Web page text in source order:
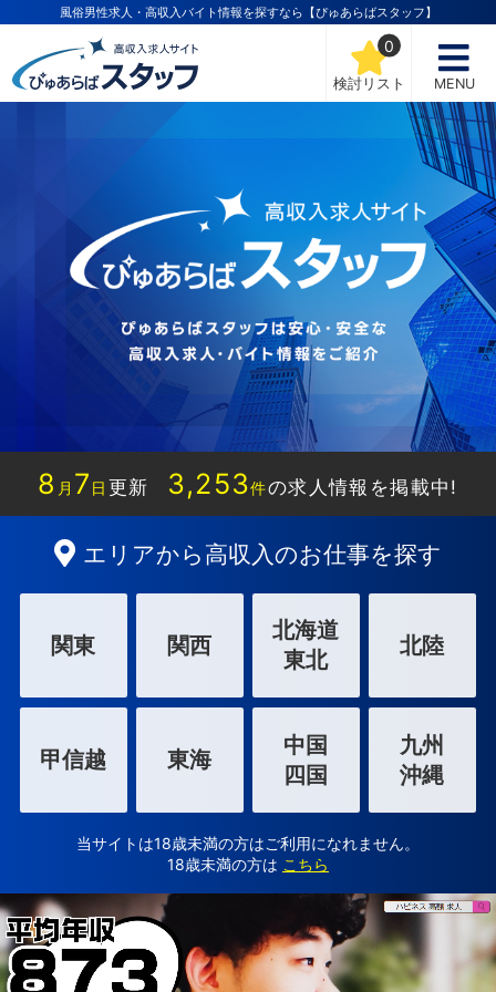
風俗男性求人・高収入バイト情報を探すなら【ぴゅあらばスタッフ】
検討リスト
0
MENU
8 月 7 日 更新 3,253件の求人情報を掲載中!
エリアから高収入のお仕事を探す
関東 関西
北海道
東北
北陸
甲信越 東海
中国
四国
九州
沖縄
当サイトは18歳未満の方はご利用になれません。
18歳未満の方は こちら